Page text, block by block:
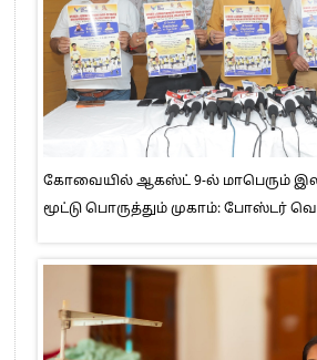
கோவையில் ஆகஸ்ட் 9-ல் மாபெரும்
மூட்டு பொருத்தும் முகாம்: போஸ்டர்